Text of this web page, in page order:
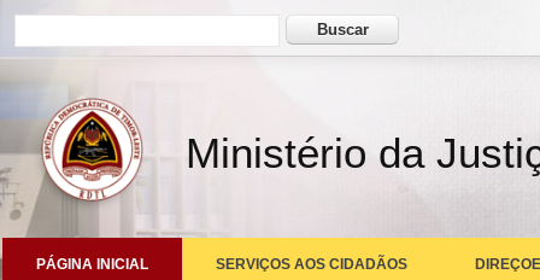
Formulário de busca Buscar
Ministério da
PÁGINA INICIAL SERVIÇOS AOS CIDADÃOS